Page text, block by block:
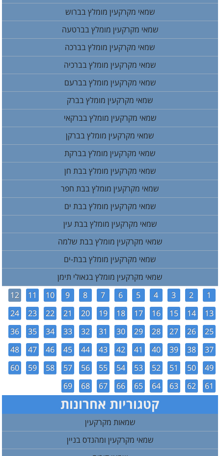
שמאי מקרקעין מומלץ בברוש
שמאי מקרקעין מומלץ בברטעה
שמאי מקרקעין מומלץ בברכה
שמאי מקרקעין מומלץ בברכיה
שמאי מקרקעין מומלץ בברעם
שמאי מקרקעין מומלץ בברק
שמאי מקרקעין מומלץ בברקאי
שמאי מקרקעין מומלץ בברקן
שמאי מקרקעין מומלץ בברקת
שמאי מקרקעין מומלץ בבת חן
שמאי מקרקעין מומלץ בבת חפר
שמאי מקרקעין מומלץ בבת ים
שמאי מקרקעין מומלץ בבת עין
שמאי מקרקעין מומלץ בבת שלמה
שמאי מקרקעין מומלץ בבת-ים
שמאי מקרקעין מומלץ בגאולי תימן
1
2
3
4
5
6
7
8
9
10
11
12
13
14
15
16
17
18
19
20
21
22
23
24
25
26
27
28
29
30
31
32
33
34
35
36
37
38
39
40
41
42
43
44
45
46
47
48
49
50
51
52
53
54
55
56
57
58
59
60
61
62
63
64
65
66
67
68
69
קטגוריות אחרונות
שמאות מקרקעין
שמאי מקרקעין ומהנדס בניין